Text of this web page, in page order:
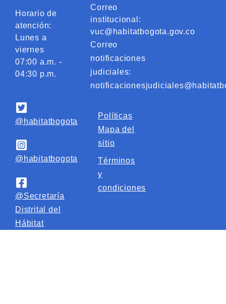
Horario de
atención:
Lunes a
viernes
07:00 a.m. -
04:30 p.m.
@habitatbogota
@habitatbogota
@Secretaría
Distrital del
Hábitat
Correo
institucional:
vuc@habitatbogota.gov.co
Correo
notificaciones
judiciales:
Políticas
Mapa del
sitio
Términos
y
condiciones